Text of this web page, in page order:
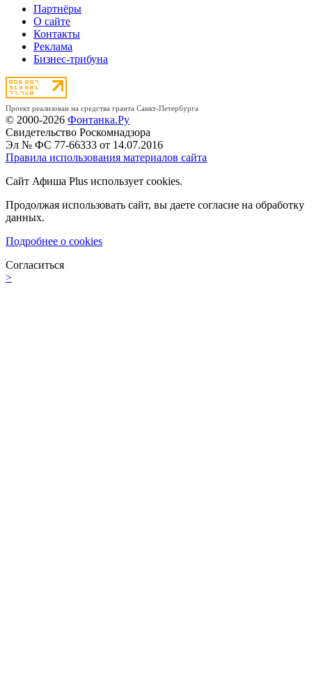
Партнёры
О сайте
Контакты
Реклама
Бизнес-трибуна
Проект реализован на средства гранта Санкт-Петербурга
© 2000-2026 Фонтанка.Ру
Свидетельство Роскомнадзора
Эл № ФС 77-66333 от 14.07.2016
Правила использования материалов сайта
Сайт Афиша Plus использует cookies.
Продолжая использовать сайт, вы даете согласие на обработку
данных.
Подробнее о cookies
Согласиться
>